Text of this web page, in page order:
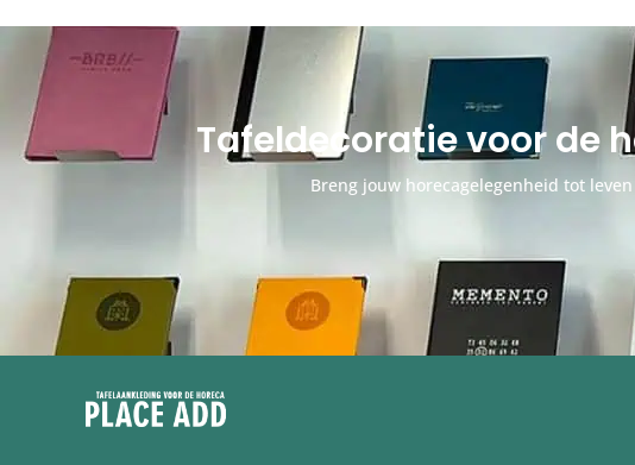
Tafeldecoratie voor de
Breng jouw horecagelegenheid tot